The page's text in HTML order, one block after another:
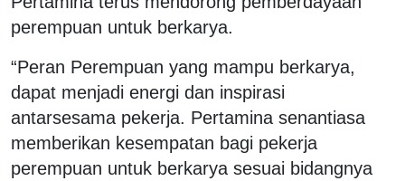
perempuan untuk berkarya.
“Peran Perempuan yang mampu berkarya,
dapat menjadi energi dan inspirasi
antarsesama pekerja. Pertamina senantiasa
memberikan kesempatan bagi pekerja
perempuan untuk berkarya sesuai bidangnya